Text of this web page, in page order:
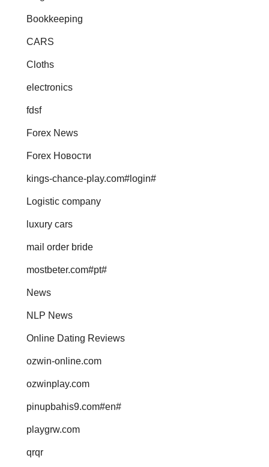
Bookkeeping
CARS
Cloths
electronics
fdsf
Forex News
Forex Новости
kings-chance-play.com#login#
Logistic company
luxury cars
mail order bride
mostbeter.com#pt#
News
NLP News
Online Dating Reviews
ozwin-online.com
ozwinplay.com
pinupbahis9.com#en#
playgrw.com
qrqr